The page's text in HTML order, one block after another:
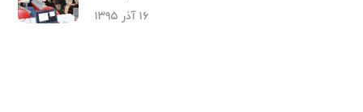
۱۶ آذر ۱۳۹۵